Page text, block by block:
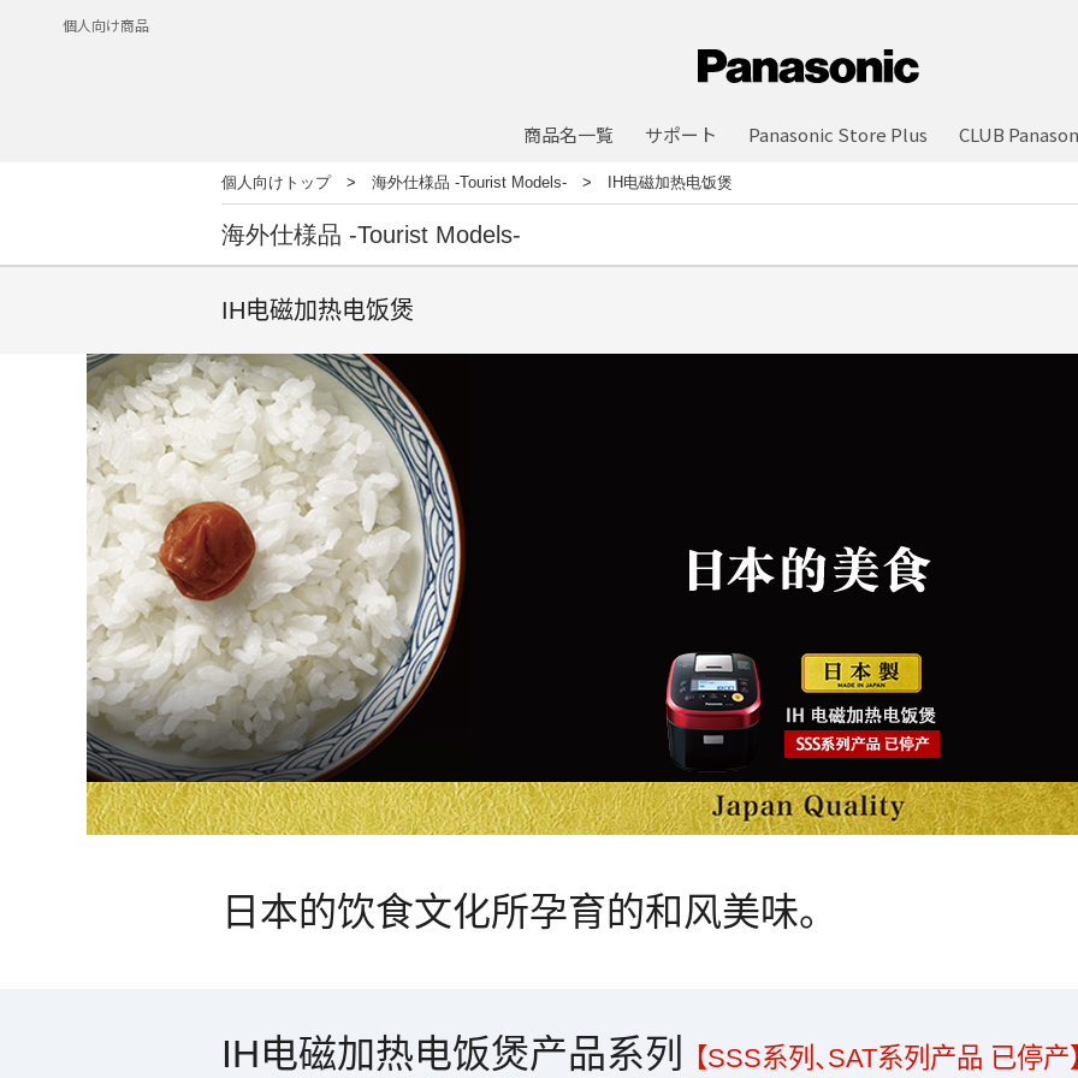
個人向け商品
商品名一覧 サポート Panasonic Store Plus CLUB
個人向けトップ 海外仕様品 -Tourist Models- IH电磁加热电饭煲
海外仕様品 -Tourist Models-
IH电磁加热电饭煲
日本的饮食文化所孕育的和风美味。
IH电磁加热电饭煲产品系列 【SSS系列、SAT系列产品 已停产